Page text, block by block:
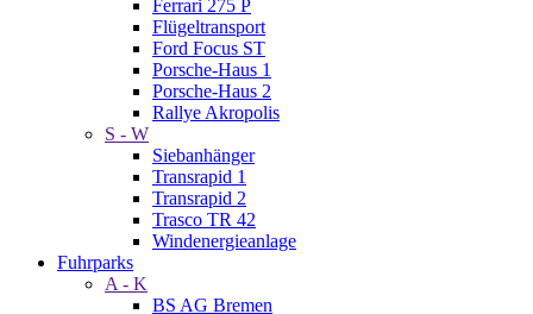
Ferrari 275 P
Flügeltransport
Ford Focus ST
Porsche-Haus 1
Porsche-Haus 2
Rallye Akropolis
S - W
Siebanhänger
Transrapid 1
Transrapid 2
Trasco TR 42
Windenergieanlage
Fuhrparks
A - K
BS AG Bremen